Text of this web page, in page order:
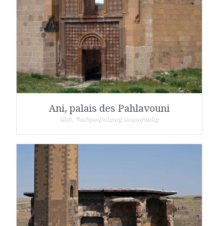
Ani, palais des Pahlavouni
Անի, Պահլավունյաց ապարանք